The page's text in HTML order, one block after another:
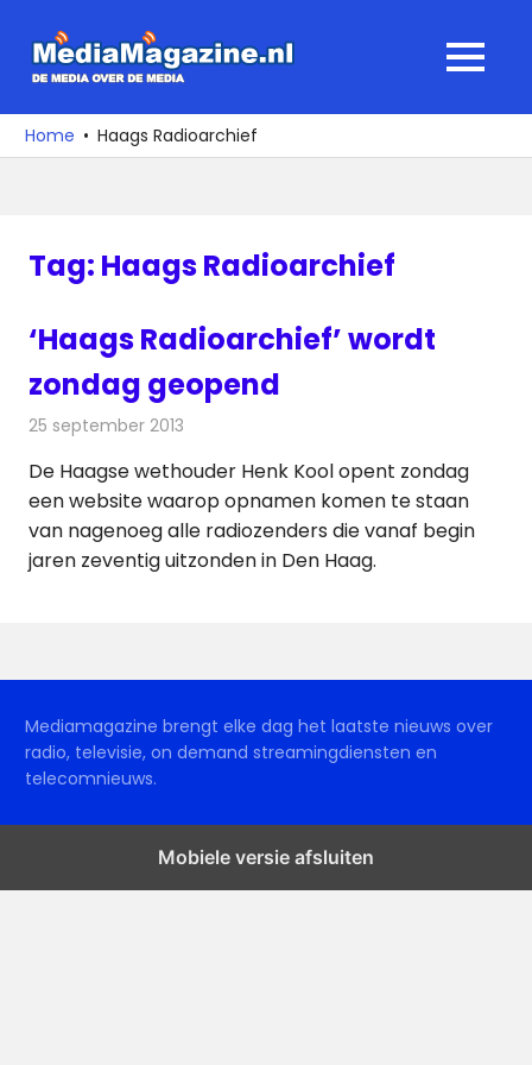
naar
media
over
MENU
Home Haags Radioarchief
Tag: Haags Radioarchief
‘Haags Radioarchief’ wordt
zondag geopend
25 september 2013
De Haagse wethouder Henk Kool opent zondag
een website waarop opnamen komen te staan
van nagenoeg alle radiozenders die vanaf begin
jaren zeventig uitzonden in Den Haag.
Mediamagazine brengt elke dag het laatste nieuws over
radio, televisie, on demand streamingdiensten en
telecomnieuws.
Mobiele versie afsluiten